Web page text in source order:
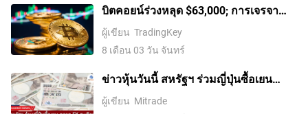
บิตคอยน์ร่วงหลุด $63,000; การเจรจา
ระหว่างสหรัฐฯ และอิหร่านจะสามารถ
พลิกฟื้นแนวโน้มขาลงได้หรือไม่?
ผู้เขียน TradingKey
8 เดือน 03 วัน จันทร์
ข่าวหุ้นวันนี้ สหรัฐฯ ร่วมญี่ปุ่นซื้อเยน
ตลาด FX สะเทือน หุ้นสหรัฐฯ เด้ง แต่ SET
ผู้เขียน Mitrade